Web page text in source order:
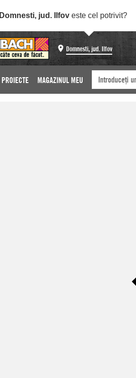
Domnesti, jud. Ilfov este cel potrivit?
Domnesti, jud. Ilfov
PROIECTE MAGAZINUL MEU